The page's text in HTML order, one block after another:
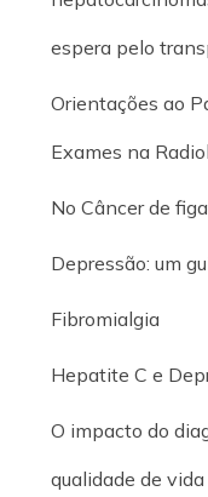
espera pelo
Orientações ao
Exames na
No Câncer de
Depressão: um
Fibromialgia
Hepatite C e
O impacto do
qualidade de vida